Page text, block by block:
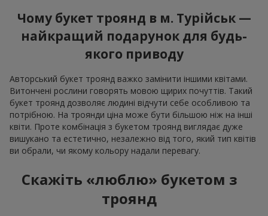
Чому букет троянд в м. Турійськ —
найкращий подарунок для будь-
якого приводу
Авторський букет троянд важко замінити іншими квітами.
Витончені рослини говорять мовою щирих почуттів. Такий
букет троянд дозволяє людині відчути себе особливою та
потрібною. На троянди ціна може бути більшою ніж на інші
квіти. Проте комбінація з букетом троянд виглядає дуже
вишукано та естетично, незалежно від того, який тип квітів
ви обрали, чи якому кольору надали перевагу.
Скажіть «люблю» букетом з
троянд